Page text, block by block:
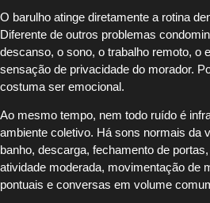
O barulho atinge diretamente a rotina
Diferente de outros problemas
descanso, o sono, o trabalho remoto, o
sensação de privacidade do morador.
costuma ser emocional.
Ao mesmo tempo, nem todo ruído é
ambiente coletivo. Há sons normais da
banho, descarga, fechamento de
atividade moderada, movimentação de
pontuais e conversas em volume